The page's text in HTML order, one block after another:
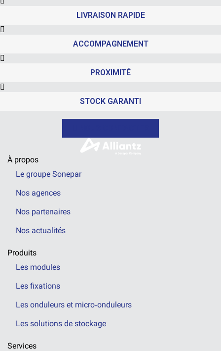
LIVRAISON RAPIDE
ACCOMPAGNEMENT
PROXIMITÉ
STOCK GARANTI
À propos
Le groupe Sonepar
Nos agences
Nos partenaires
Nos actualités
Produits
Les modules
Les fixations
Les onduleurs et micro‑onduleurs
Les solutions de stockage
Services